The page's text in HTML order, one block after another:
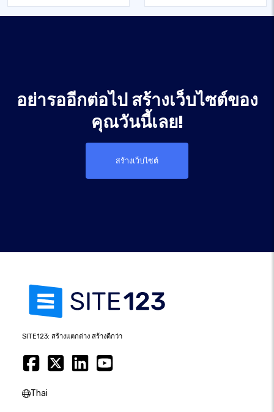
อย่ารออีกต่อไป สร้างเว็บไซต์ของ
คุณวันนี้เลย!
สร้างเว็บไซต์
SITE123: สร้างแตกต่าง สร้างดีกว่า
Thai